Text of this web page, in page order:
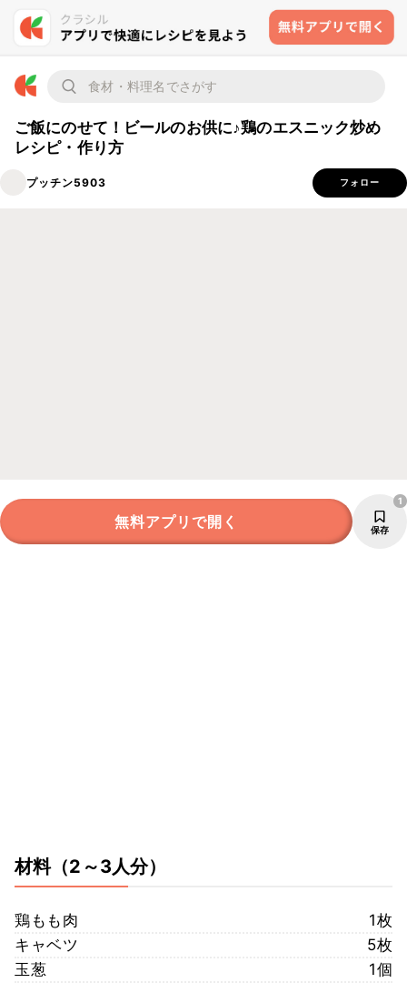
ご飯にのせて！ビールのお供に♪鶏のエスニック炒め
レシピ・作り方
プッチン5903 フォロー
無料アプリで開く 保存
1
材料（2～3人分）
鶏もも肉
1枚
キャベツ
5枚
玉葱
1個